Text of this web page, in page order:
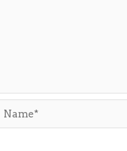
Name*